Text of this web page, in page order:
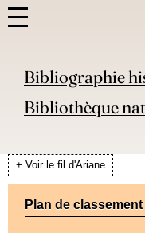
Bibliographie
Bibliothèque
+ Voir le fil d'Ariane
Plan de classement